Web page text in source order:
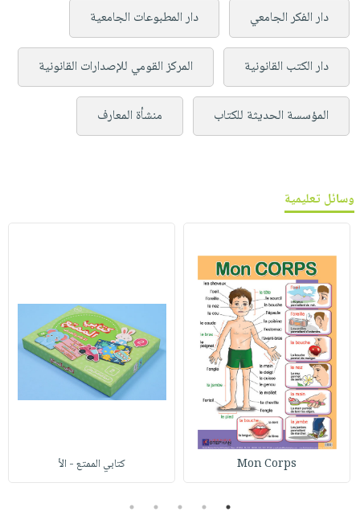
دار الفكر الجامعي دار المطبوعات الجامعية
دار الكتب القانونية المركز القومي للإصدارات القانونية
المؤسسة الحديثة للكتاب منشأة المعارف
وسائل تعليمية
Mon Corps كتابي الممتع - الأ
1
2
3
4
5